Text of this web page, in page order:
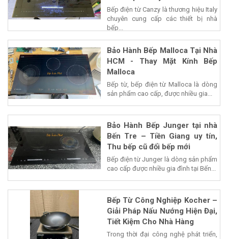
Bếp điện từ Canzy là thương hiệu Italy
chuyên cung cấp các thiết bị nhà
bếp...
Bảo Hành Bếp Malloca Tại Nhà
HCM - Thay Mặt Kính Bếp
Malloca
Bếp từ, bếp điện từ Malloca là dòng
sản phẩm cao cấp, được nhiều gia...
Bảo Hành Bếp Junger tại nhà
Bến Tre – Tiền Giang uy tín,
Thu bếp cũ đổi bếp mới
Bếp điện từ Junger là dòng sản phẩm
cao cấp được nhiều gia đình tại Bến...
Bếp Từ Công Nghiệp Kocher –
Giải Pháp Nấu Nướng Hiện Đại,
Tiết Kiệm Cho Nhà Hàng
Trong thời đại công nghệ phát triển,